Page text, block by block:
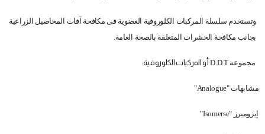
وتستخدم سلسلة المركبات الكلوروفية العضوية فى مكافحة آفات المحاصيل الزراعية
بجانب مكافحة الحشرات المتعلقة بالصحة العامة.
مجموعهD.D.T أو المركبات الكلوروفية:
مشابهات "Analogue
"
إيزوميرز "Isomerse
"